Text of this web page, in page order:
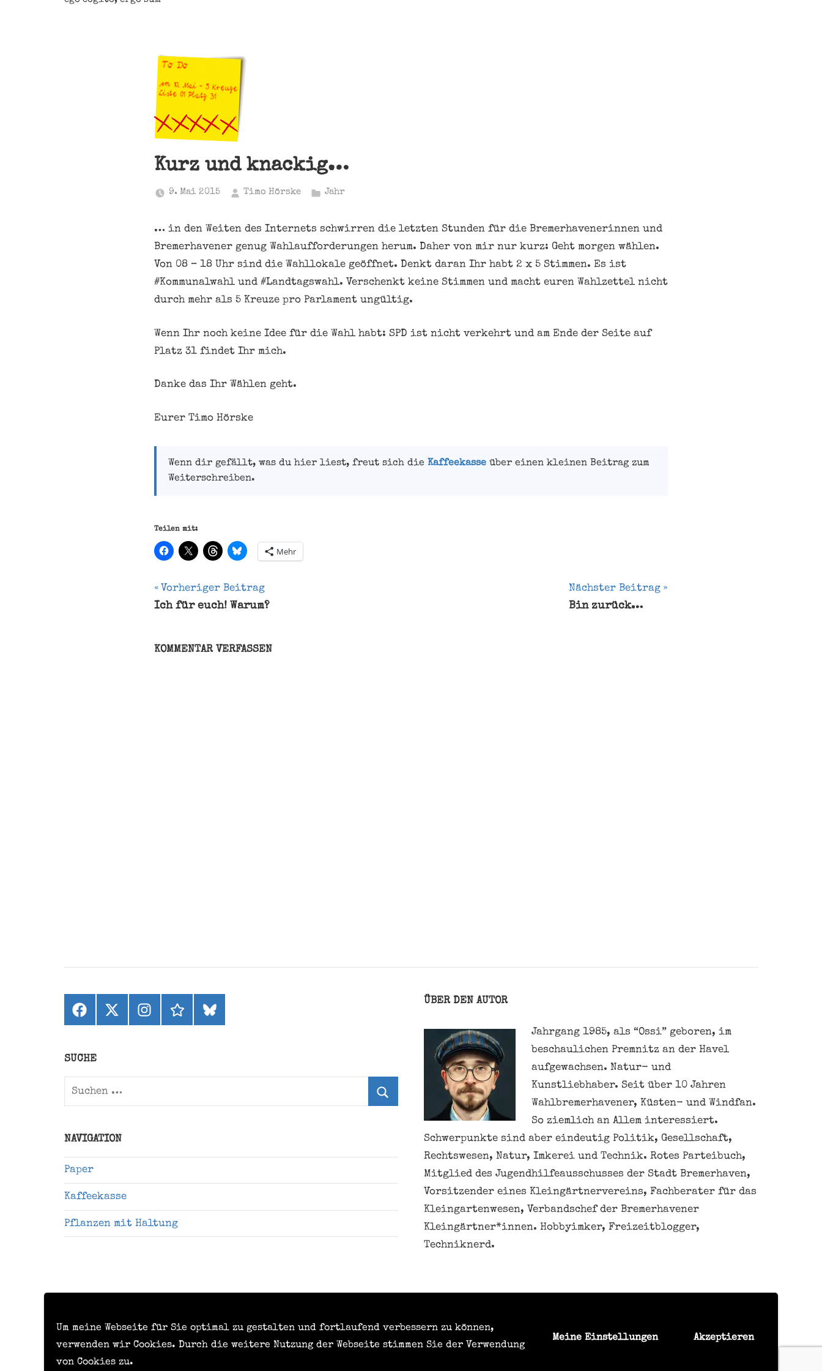
Um meine Webseite für Sie optimal zu gestalten und fortlaufend verbessern zu können,
verwenden wir Cookies. Durch die weitere Nutzung der Webseite stimmen Sie der Verwendung
von Cookies zu.
Meine Einstellungen Akzeptieren
Kurz und knackig…
9. Mai 2015 Timo Hörske Jahr
… in den Weiten des Internets schwirren die letzten Stunden für die Bremerhavenerinnen und
Bremerhavener genug Wahlaufforderungen herum. Daher von mir nur kurz: Geht morgen wählen.
Von 08 – 18 Uhr sind die Wahllokale geöffnet. Denkt daran Ihr habt 2 x 5 Stimmen. Es ist
#Kommunalwahl und #Landtagswahl. Verschenkt keine Stimmen und macht euren Wahlzettel nicht
durch mehr als 5 Kreuze pro Parlament ungültig.
Wenn Ihr noch keine Idee für die Wahl habt: SPD ist nicht verkehrt und am Ende der Seite auf
Platz 31 findet Ihr mich.
Danke das Ihr Wählen geht.
Eurer Timo Hörske
Wenn dir gefällt, was du hier liest, freut sich die Kaffeekasseüber einen kleinen Beitrag zum
Weiterschreiben.
Teilen mit:
Mehr
2x5
Kommunalwahl
Beitragsnavigation
Vorheriger Beitrag
Ich für euch! Warum?
Nächster Beitrag
Bin zurück…
KOMMENTAR VERFASSEN
Facebook
X
(ehemals
Instagramthreadsbluesky
SUCHE
Suchen
NAVIGATION
Paper
Kaffeekasse
Pflanzen mit Haltung
ÜBER DEN AUTOR
Jahrgang 1985, als “Ossi” geboren, im
beschaulichen Premnitz an der Havel
aufgewachsen. Natur- und
Kunstliebhaber. Seit über 10 Jahren
Wahlbremerhavener, Küsten- und Windfan.
So ziemlich an Allem interessiert.
Schwerpunkte sind aber eindeutig Politik, Gesellschaft,
Rechtswesen, Natur, Imkerei und Technik. Rotes Parteibuch,
Mitglied des Jugendhilfeausschusses der Stadt Bremerhaven,
Vorsitzender eines Kleingärtnervereins, Fachberater für das
Kleingartenwesen, Verbandschef der Bremerhavener
Kleingärtner*innen. Hobbyimker, Freizeitblogger,
Techniknerd.
weitergeben